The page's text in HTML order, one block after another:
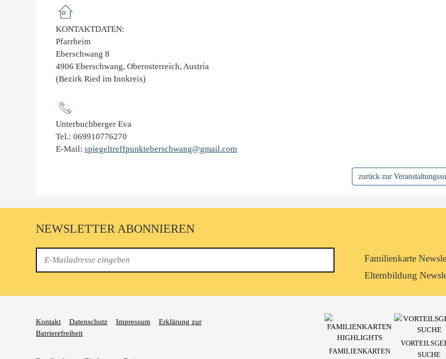
KONTAKTDATEN:
Pfarrheim
Eberschwang 8
4906 Eberschwang, Oberosterreich, Austria
(Bezirk Ried im Innkreis)
Unterbuchberger Eva
Tel.: 069910776270
E-Mail: spiegeltreffpunkteberschwang@gmail.com
zurück zur
NEWSLETTER ABONNIEREN
Newsletterkategorie
abonnieren
Familienkarte
Elternbildung
Kontakt Datenschutz Impressum
Erklärung zur
Barrierefreiheit
FAMILIENKARTEN
SUCHE